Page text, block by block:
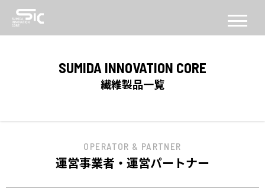
CONCEPT
コンセプト
SICについて
FACILITY
施設
SUMIDA INNOVATION CORE
繊維製品一覧
OPERATOR & PARTNER
運営事業者・運営パートナー